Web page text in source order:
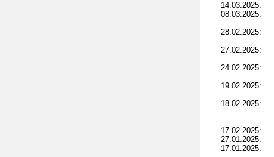
14.03.2025:
08.03.2025:
28.02.2025:
27.02.2025:
24.02.2025:
19.02.2025:
18.02.2025:
17.02.2025:
27.01.2025:
17.01.2025: